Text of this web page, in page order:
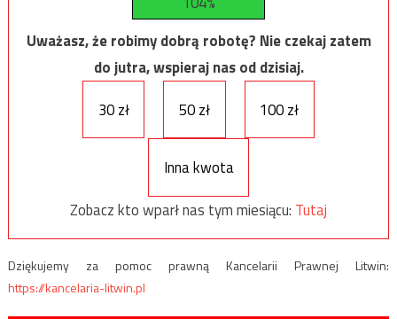
Uważasz, że robimy dobrą robotę? Nie czekaj zatem
do jutra, wspieraj nas od dzisiaj.
30 zł
50 zł 100 zł
Inna kwota
Zobacz kto wparł nas tym miesiącu: Tutaj
Dziękujemy za pomoc prawną Kancelarii Prawnej Litwin:
https://kancelaria-litwin.pl